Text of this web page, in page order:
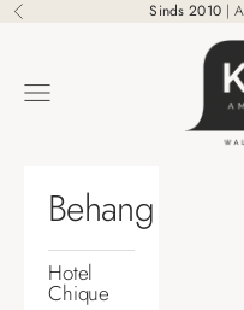
Naar inhoud
Vorige Sinds 2010 |
KEK
Menu
Behang
Hotel
Chique